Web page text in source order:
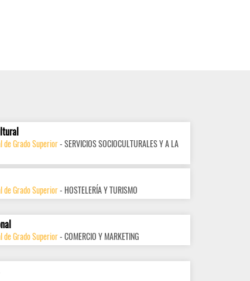
de Grado Superior- SERVICIOS SOCIOCULTURALES Y A LA
de Grado Superior- HOSTELERÍA Y TURISMO
de Grado Superior- COMERCIO Y MARKETING